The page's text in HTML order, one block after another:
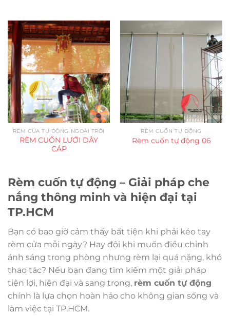
Rèm cuốn tự động – Giải pháp che
nắng thông minh và hiện đại tại
TP.HCM
Bạn có bao giờ cảm thấy bất tiện khi phải kéo tay
rèm cửa mỗi ngày? Hay đôi khi muốn điều chỉnh
ánh sáng trong phòng nhưng rèm lại quá nặng, khó
thao tác? Nếu bạn đang tìm kiếm một giải pháp
tiện lợi, hiện đại và sang trọng, rèm cuốn tự động
chính là lựa chọn hoàn hảo cho không gian sống và
làm việc tại TP.HCM.
RÈM CỬA TỰ ĐỘNG NGOÀI TRỜI
RÈM CUỐN LƯỚI DÂY
CÁP
RÈM CUỐN TỰ ĐỘNG
Rèm cuốn tự động 06